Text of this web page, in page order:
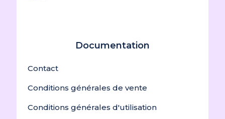
Documentation
Contact
Conditions générales de vente
Conditions générales d'utilisation